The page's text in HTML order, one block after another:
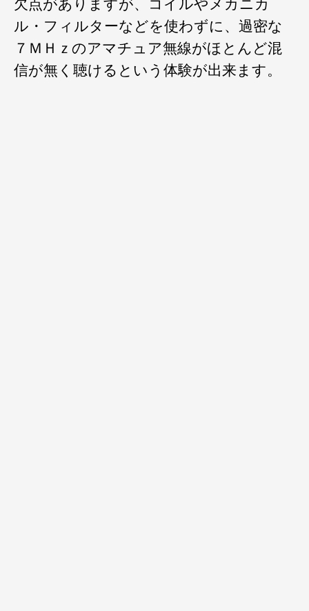
欠点がありますが、コイルやメカニカ
ル・フィルターなどを使わずに、過密な
７ＭＨｚのアマチュア無線がほとんど混
信が無く聴けるという体験が出来ます。